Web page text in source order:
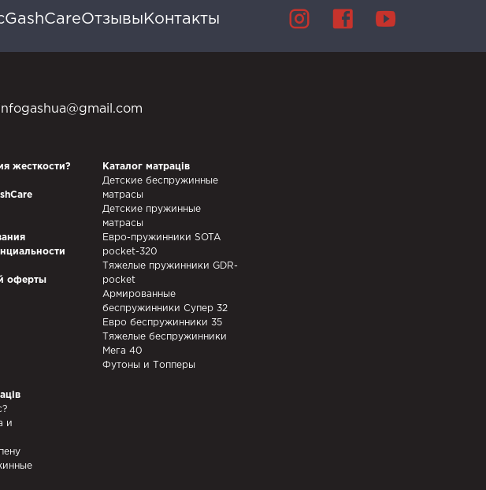
GashCareОтзывы Контакты
жесткости?
оферты
Каталог матраців
Детские беспружинные
матрасы
Детские пружинные
матрасы
Евро-пружинники SOTA
pocket-320
Тяжелые пружинники GDR-
pocket
Армированные
беспружинники Супер 32
Евро беспружинники 35
Тяжелые беспружинники
Мега 40
Футоны и Топперы
и